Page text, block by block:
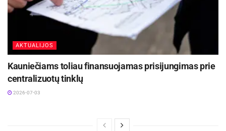
AKTUALIJOS
Kauniečiams toliau finansuojamas prisijungimas prie
centralizuotų tinklų
2026-07-03